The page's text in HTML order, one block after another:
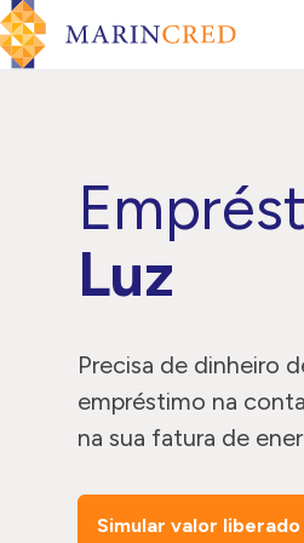
Pular para o conteúdo
Menu de
Luz
Precisa de dinheiro
empréstimo na
na sua fatura de
Simular valor liberado